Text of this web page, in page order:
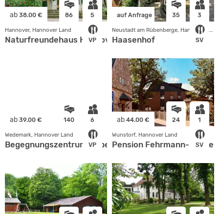
ab 38.00 € 86 5
VP
Hannover, Hannover Land
Naturfreundehaus Hannover
auf Anfrage 35 3
SV
Neustadt am Rübenberge, Hannover Land
Haasenhof
ab 39.00 € 140 6
VP
Wedemark, Hannover Land
Begegnungszentrum Abbensen
ab 44.00 € 24 1
SV
Wunstorf, Hannover Land
Pension Fehrmann-Kauke